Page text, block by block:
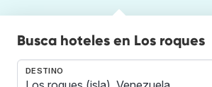
Busca hoteles en Los roques
DESTINO